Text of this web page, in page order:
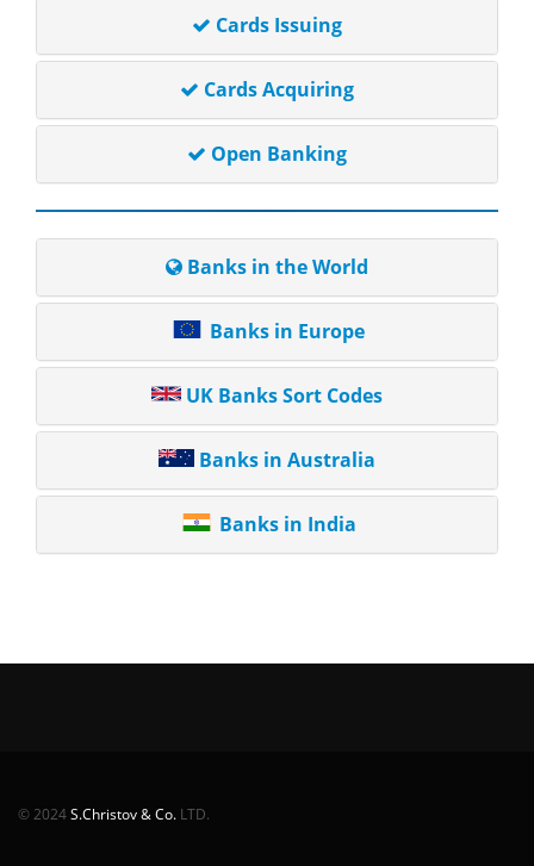
Cards Issuing
Cards Acquiring
Open Banking
Banks in the World
Banks in Europe
UK Banks Sort Codes
Banks in Australia
Banks in India
© 2024S.Christov & Co. LTD.